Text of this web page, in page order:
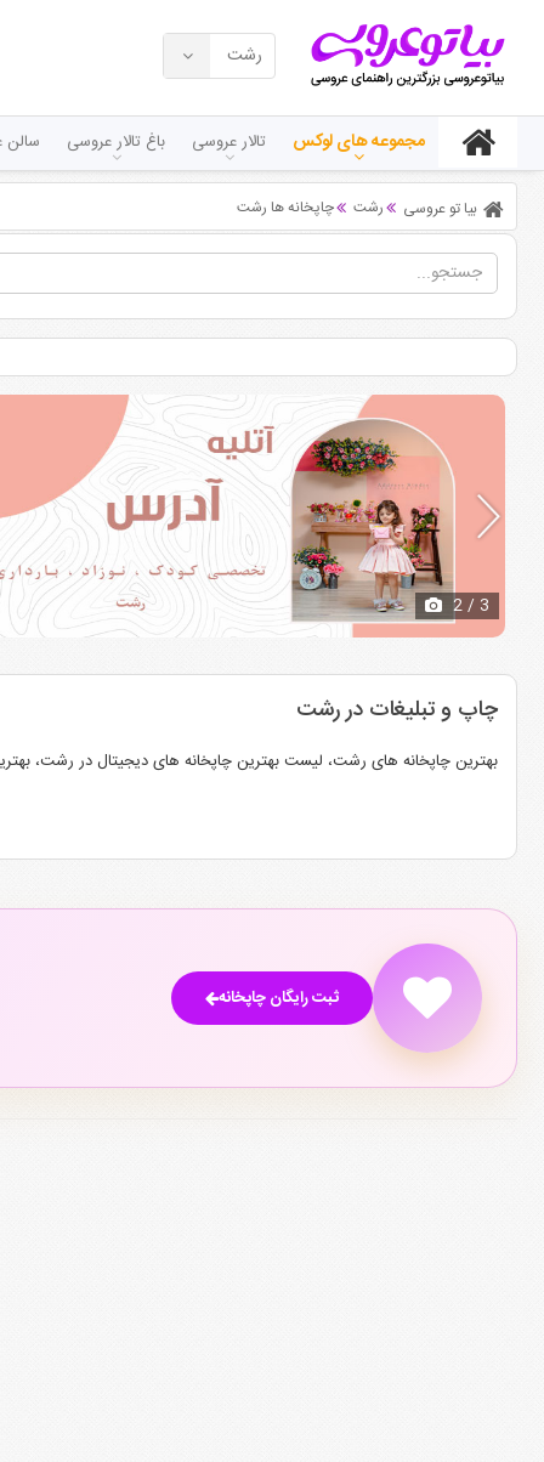
رشت
مجموعه های لوکس تالار عروسی باغ تالار عروسی
بیا تو عروسی رشت چاپخانه ها رشت
2/ 3
چاپ و تبلیغات در رشت
بهترین چاپخانه های رشت، لیست بهترین چاپخانه های دیجیتال در رشت،
ثبت رایگان چاپخانه